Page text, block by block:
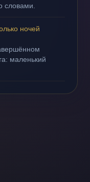
словами.
ночей
маленький